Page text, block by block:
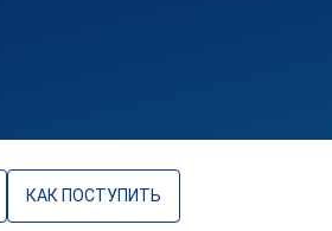
КАК ПОСТУПИТЬ